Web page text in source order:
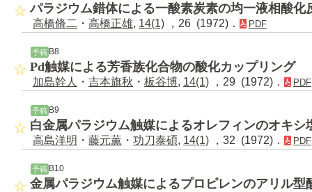
パラジウム錯体による一酸素炭素の均一液相酸化
高橋脩二 ・ 高橋正雄, 14(1) ，26 (1972)． PDF
予稿B8
Pd触媒による芳香族化合物の酸化カップリング
加島幹人 ・ 吉本旗秋 ・ 板谷博, 14(1) ，29 (1972)． PDF
予稿 B9
白金属パラジウム触媒によるオレフィンのオキシ
高島洋明 ・ 藤元薫 ・ 功刀泰碩, 14(1) ，32 (1972)． PDF
予稿 B10
金属パラジウム触媒によるプロピレンのアリル型